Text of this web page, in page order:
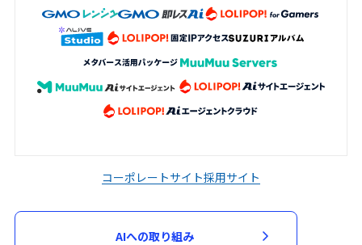
コーポレートサイト採用サイト
AIへの取り組み